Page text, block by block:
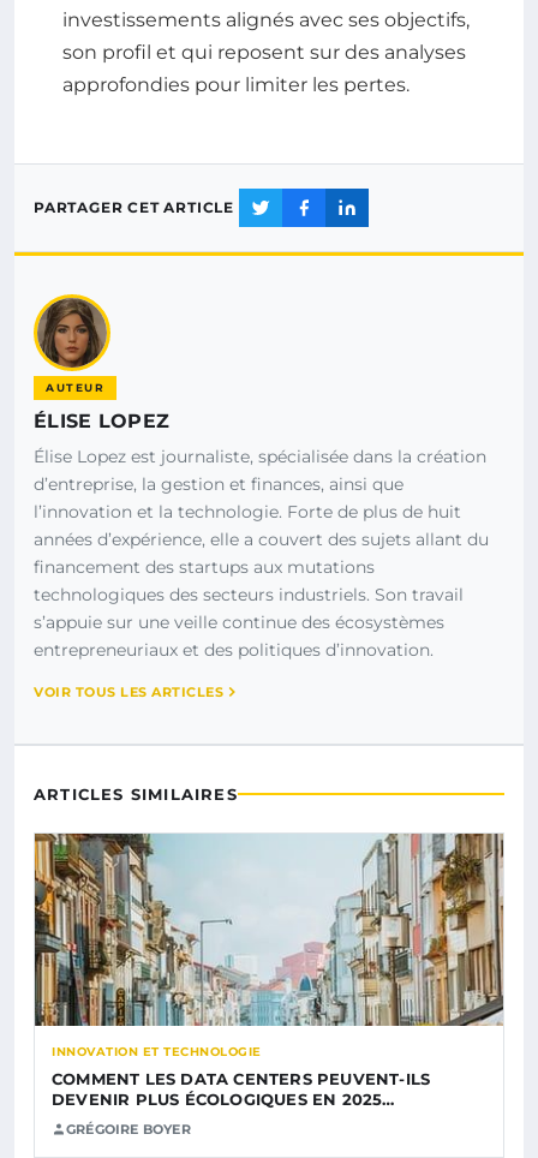
investissements alignés avec ses objectifs,
son profil et qui reposent sur des analyses
approfondies pour limiter les pertes.
PARTAGER CET ARTICLE
AUTEUR
ÉLISE LOPEZ
Élise Lopez est journaliste, spécialisée dans la création
d’entreprise, la gestion et finances, ainsi que
l’innovation et la technologie. Forte de plus de huit
années d’expérience, elle a couvert des sujets allant du
financement des startups aux mutations
technologiques des secteurs industriels. Son travail
s’appuie sur une veille continue des écosystèmes
entrepreneuriaux et des politiques d’innovation.
VOIR TOUS LES ARTICLES
ARTICLES SIMILAIRES
INNOVATION ET TECHNOLOGIE
COMMENT LES DATA CENTERS PEUVENT-ILS
DEVENIR PLUS ÉCOLOGIQUES EN 2025…
GRÉGOIRE BOYER